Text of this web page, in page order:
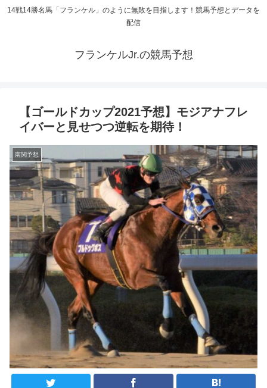
14戦14勝名馬「フランケル」のように無敗を目指します！競馬予想とデータを
配信
フランケルJr.の競馬予想
【ゴールドカップ2021予想】モジアナフレ
イバーと見せつつ逆転を期待！
南関予想